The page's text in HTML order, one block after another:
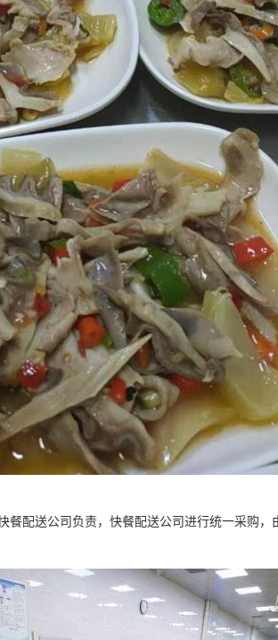
餐配送公司负责，快餐配送公司进行统一采购